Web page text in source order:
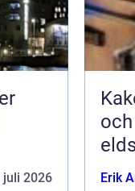
juli 2026 Erik